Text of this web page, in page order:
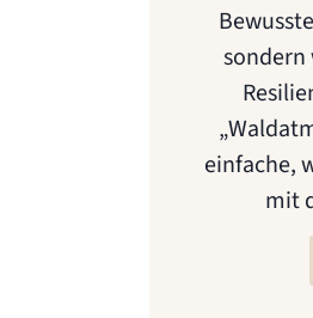
sondern
einfache,
mit